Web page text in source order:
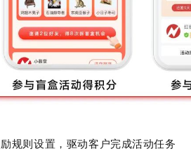
规则设置，驱动客户完成活动任务
友进群 通过小裂变SCRM
能门店导流线上，用企业微